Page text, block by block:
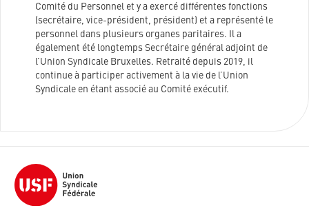
Comité du Personnel et y a exercé différentes fonctions
(secrétaire, vice-président, président) et a représenté le
personnel dans plusieurs organes paritaires. Il a
également été longtemps Secrétaire général adjoint de
l’Union Syndicale Bruxelles. Retraité depuis 2019, il
continue à participer activement à la vie de l’Union
Syndicale en étant associé au Comité exécutif.